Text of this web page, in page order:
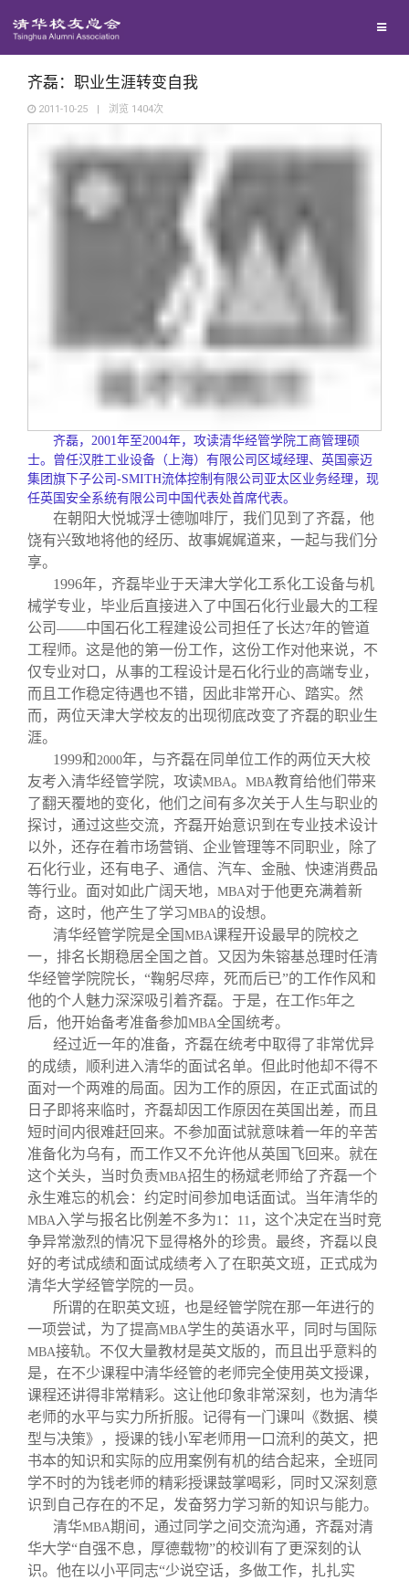
地区联络
院系校友工作
专业委员会
兴趣群体
回馈母校
捐赠新闻
捐赠纪事
捐赠方法
《清华校友通讯》
《水木清华》
我要订阅
清华人物
清华故事
校友文苑
校友讲坛
校友视界
终身学习
三创大赛
实用信息
校友总会
会长致辞
总会章程
理事会名单
制度法规
联系我们
关闭
齐磊：职业生涯转变自我
2011-10-25 | 浏览 1404次
齐磊， 2001年至2004年，攻读清华经管学院工商管理硕
士。曾任汉胜工业设备（上海）有限公司区域经理、英国豪迈
集团旗下子公司-SMITH流体控制有限公司亚太区业务经理，现
任英国安全系统有限公司中国代表处首席代表。
在朝阳大悦城浮士德咖啡厅，我们见到了齐磊，他
饶有兴致地将他的经历、故事娓娓道来，一起与我们分
享。
1996年，齐磊毕业于天津大学化工系化工设备与机
械学专业，毕业后直接进入了中国石化行业最大的工程
公司——中国石化工程建设公司担任了长达7年的管道
工程师。这是他的第一份工作，这份工作对他来说，不
仅专业对口，从事的工程设计是石化行业的高端专业，
而且工作稳定待遇也不错，因此非常开心、踏实。然
而，两位天津大学校友的出现彻底改变了齐磊的职业生
涯。
1999和 2000年，与齐磊在同单位工作的两位天大校
友考入清华经管学院，攻读MBA。 MBA教育给他们带来
了翻天覆地的变化，他们之间有多次关于人生与职业的
探讨，通过这些交流，齐磊开始意识到在专业技术设计
以外，还存在着市场营销、企业管理等不同职业，除了
石化行业，还有电子、通信、汽车、金融、快速消费品
等行业。面对如此广阔天地， MBA对于他更充满着新
奇，这时，他产生了学习MBA的设想。
清华经管学院是全国 MBA课程开设最早的院校之
一，排名长期稳居全国之首。又因为朱镕基总理时任清
华经管学院院长，“鞠躬尽瘁，死而后已”的工作作风和
他的个人魅力深深吸引着齐磊。于是，在工作5年之
后，他开始备考准备参加MBA全国统考。
经过近一年的准备，齐磊在统考中取得了非常优异
的成绩，顺利进入清华的面试名单。但此时他却不得不
面对一个两难的局面。因为工作的原因，在正式面试的
日子即将来临时，齐磊却因工作原因在英国出差，而且
短时间内很难赶回来。不参加面试就意味着一年的辛苦
准备化为乌有，而工作又不允许他从英国飞回来。就在
这个关头，当时负责MBA招生的杨斌老师给了齐磊一个
永生难忘的机会：约定时间参加电话面试。当年清华的
MBA 入学与报名比例差不多为1 ： 11 ，这个决定在当时竞
争异常激烈的情况下显得格外的珍贵。最终，齐磊以良
好的考试成绩和面试成绩考入了在职英文班，正式成为
清华大学经管学院的一员。
所谓的在职英文班，也是经管学院在那一年进行的
一项尝试，为了提高MBA学生的英语水平，同时与国际
MBA接轨。不仅大量教材是英文版的，而且出乎意料的
是，在不少课程中清华经管的老师完全使用英文授课，
课程还讲得非常精彩。这让他印象非常深刻，也为清华
老师的水平与实力所折服。记得有一门课叫《数据、模
型与决策》，授课的钱小军老师用一口流利的英文，把
书本的知识和实际的应用案例有机的结合起来，全班同
学不时的为钱老师的精彩授课鼓掌喝彩，同时又深刻意
识到自己存在的不足，发奋努力学习新的知识与能力。
清华MBA期间，通过同学之间交流沟通，齐磊对清
华大学“自强不息，厚德载物”的校训有了更深刻的认
识。他在以小平同志“少说空话，多做工作，扎扎实